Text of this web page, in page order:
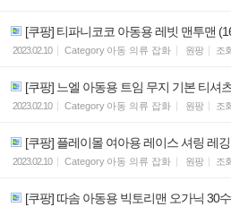
[쿠팡] 티파니코코 아동용 레빗 맨투맨
2023.02.10 Category 아동 의류 잡화 원팡 조
[쿠팡] 느엘 아동용 트임 무지 기본 티셔
2023.02.10 Category 아동 의류 잡화 원팡 조
[쿠팡] 플레이몰 여아용 레이스 셔링 레
2023.02.10 Category 아동 의류 잡화 원팡 조
[쿠팡] 따솜 아동용 빅토리맨 오가닉 30